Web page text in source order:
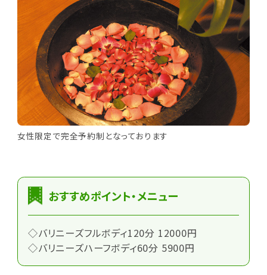
女性限定で完全予約制となっております
おすすめポイント・メニュー
◇バリニーズフルボディ120分 12000円
◇バリニーズハーフボディ60分 5900円